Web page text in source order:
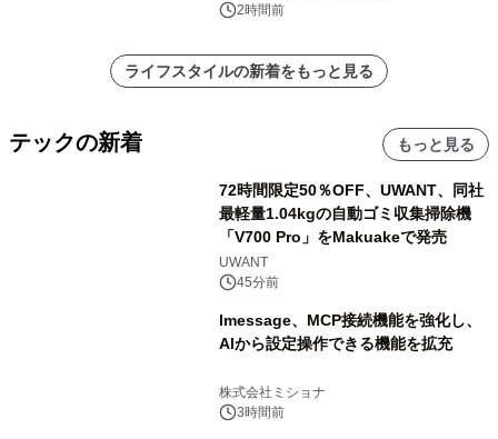
2時間前
ライフスタイルの新着をもっと見る
テックの新着 もっと見る
72時間限定50％OFF、UWANT、同社
最軽量1.04kgの自動ゴミ収集掃除機
「V700 Pro」をMakuakeで発売
UWANT
45分前
lmessage、MCP接続機能を強化し、
AIから設定操作できる機能を拡充
株式会社ミショナ
3時間前